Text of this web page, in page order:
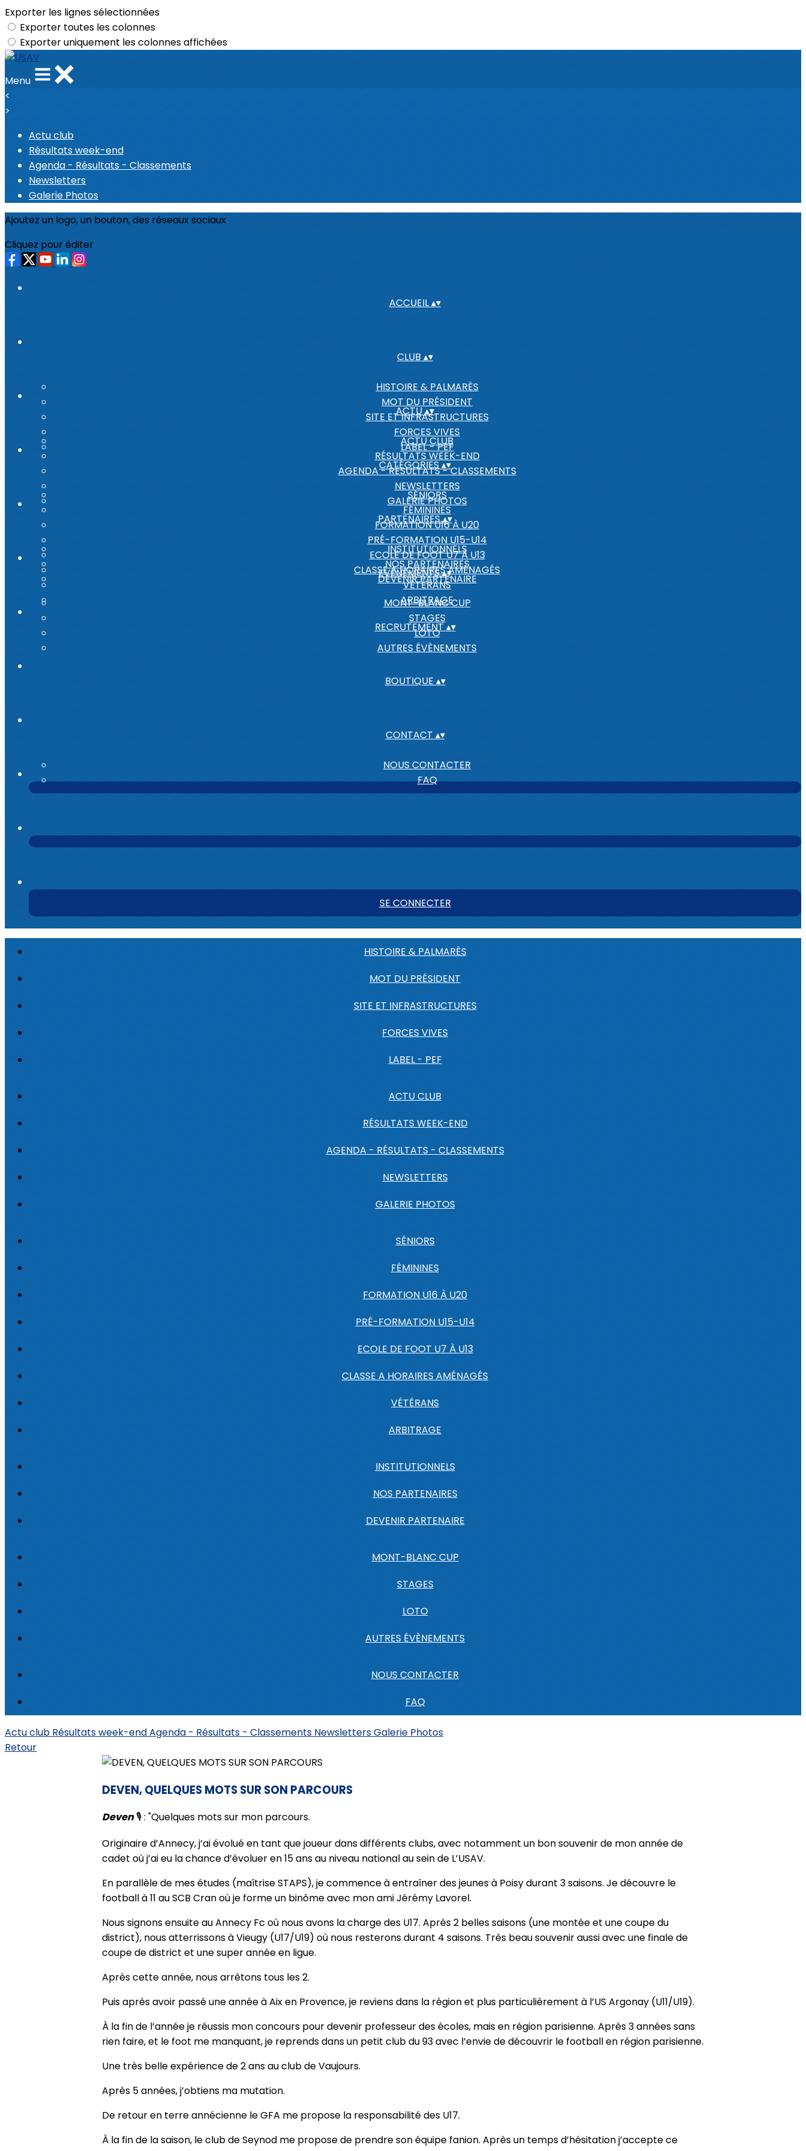
Exporter les lignes sélectionnées
Exporter toutes les colonnes
Exporter uniquement les colonnes affichées
Menu
<
>
Actu club
Résultats week-end
Agenda - Résultats - Classements
Newsletters
Galerie Photos
Ajoutez un logo, un bouton, des réseaux sociaux
Cliquez pour éditer
ACCUEIL▴▾
CLUB ▴▾
HISTOIRE & PALMARÈS
MOT DU PRÉSIDENT
SITE ET INFRASTRUCTURES
FORCES VIVES
LABEL - PEF
ACTU▴▾
ACTU CLUB
RÉSULTATS WEEK-END
AGENDA - RÉSULTATS - CLASSEMENTS
NEWSLETTERS
GALERIE PHOTOS
CATÉGORIES▴▾
SÉNIORS
FÉMININES
FORMATION U16 À U20
PRÉ-FORMATION U15-U14
ECOLE DE FOOT U7 À U13
CLASSE A HORAIRES AMÉNAGÉS
VÉTÉRANS
ARBITRAGE
PARTENAIRES▴▾
INSTITUTIONNELS
NOS PARTENAIRES
DEVENIR PARTENAIRE
EVENEMENTS▴▾
MONT-BLANC CUP
STAGES
LOTO
AUTRES ÉVÈNEMENTS
RECRUTEMENT▴▾
BOUTIQUE ▴▾
CONTACT ▴▾
NOUS CONTACTER
FAQ
SE CONNECTER
HISTOIRE & PALMARÈS
MOT DU PRÉSIDENT
SITE ET INFRASTRUCTURES
FORCES VIVES
LABEL - PEF
ACTU CLUB
RÉSULTATS WEEK-END
AGENDA - RÉSULTATS - CLASSEMENTS
NEWSLETTERS
GALERIE PHOTOS
SÉNIORS
FÉMININES
FORMATION U16 À U20
PRÉ-FORMATION U15-U14
ECOLE DE FOOT U7 À U13
CLASSE A HORAIRES AMÉNAGÉS
VÉTÉRANS
ARBITRAGE
INSTITUTIONNELS
NOS PARTENAIRES
DEVENIR PARTENAIRE
MONT-BLANC CUP
STAGES
LOTO
AUTRES ÉVÈNEMENTS
NOUS CONTACTER
FAQ
Actu club Résultats week-endAgenda - Résultats - Classements NewslettersGalerie Photos
Retour
DEVEN, QUELQUES MOTS SUR SON PARCOURS
Deven🎙 : "Quelques mots sur mon parcours.
Originaire d’Annecy, j’ai évolué en tant que joueur dans différents clubs, avec notamment un bon souvenir de mon année de
cadet où j’ai eu la chance d’évoluer en 15 ans au niveau national au sein de L’USAV.
En parallèle de mes études (maîtrise STAPS), je commence à entraîner des jeunes à Poisy durant 3 saisons. Je découvre le
football à 11 au SCB Cran où je forme un binôme avec mon ami Jérémy Lavorel.
Nous signons ensuite au Annecy Fc où nous avons la charge des U17. Après 2 belles saisons (une montée et une coupe du
district), nous atterrissons à Vieugy (U17/U19) où nous resterons durant 4 saisons. Très beau souvenir aussi avec une finale de
coupe de district et une super année en ligue.
Après cette année, nous arrêtons tous les 2.
Puis après avoir passé une année à Aix en Provence, je reviens dans la région et plus particulièrement à l’US Argonay (U11/U19).
À la fin de l’année je réussis mon concours pour devenir professeur des écoles, mais en région parisienne. Après 3 années sans
rien faire, et le foot me manquant, je reprends dans un petit club du 93 avec l’envie de découvrir le football en région parisienne.
Une très belle expérience de 2 ans au club de Vaujours.
Après 5 années, j’obtiens ma mutation.
De retour en terre annécienne le GFA me propose la responsabilité des U17.
À la fin de la saison, le club de Seynod me propose de prendre son équipe fanion. Après un temps d’hésitation j’accepte ce